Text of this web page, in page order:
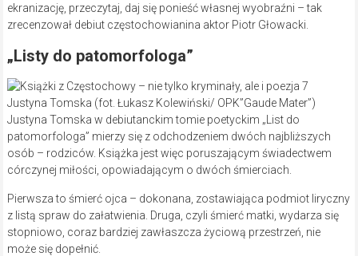
ekranizację, przeczytaj, daj się ponieść własnej wyobraźni – tak
zrecenzował debiut częstochowianina aktor Piotr Głowacki.
„Listy do patomorfologa”
Justyna Tomska (fot. Łukasz Kolewiński/ OPK”Gaude Mater”)
Justyna Tomska w debiutanckim tomie poetyckim „List do
patomorfologa” mierzy się z odchodzeniem dwóch najbliższych
osób – rodziców. Książka jest więc poruszającym świadectwem
córczynej miłości, opowiadającym o dwóch śmierciach.
Pierwsza to śmierć ojca – dokonana, zostawiająca podmiot liryczny
z listą spraw do załatwienia. Druga, czyli śmierć matki, wydarza się
stopniowo, coraz bardziej zawłaszcza życiową przestrzeń, nie
może się dopełnić.